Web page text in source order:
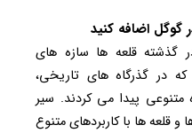
گوگل اضافه کنید
قلعه ها سازه های
گذرگاه های تاریخی،
متنوعی پیدا می کردند. سیر
قلعه ها با کاربردهای متنوع